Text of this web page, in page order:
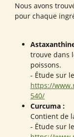
Nous avons
pour chaque
trouve dans
poissons.
- Étude sur
https://
540/
Curcuma :
Contient de
- Étude sur